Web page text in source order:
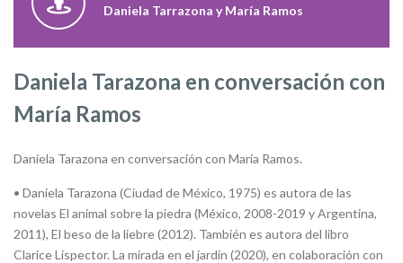
Daniela Tarrazona y María Ramos
Daniela Tarazona en conversación con
María Ramos
Daniela Tarazona en conversación con María Ramos.
• Daniela Tarazona (Ciudad de México, 1975) es autora de las
novelas El animal sobre la piedra (México, 2008-2019 y Argentina,
2011), El beso de la liebre (2012). También es autora del libro
Clarice Lispector. La mirada en el jardín (2020), en colaboración con